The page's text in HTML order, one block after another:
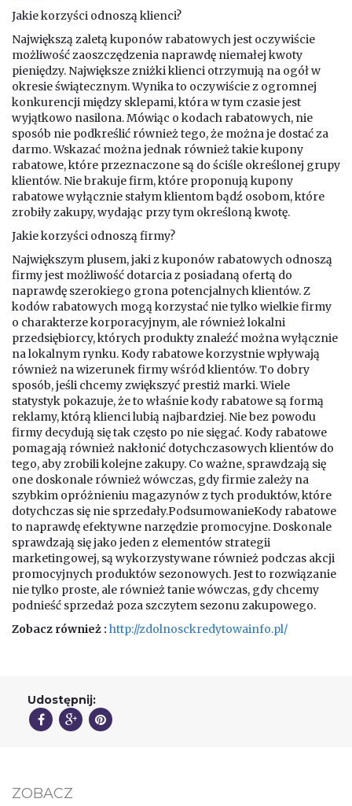
Jakie korzyści odnoszą klienci?
Największą zaletą kuponów rabatowych jest oczywiście
możliwość zaoszczędzenia naprawdę niemałej kwoty
pieniędzy. Największe zniżki klienci otrzymują na ogół w
okresie świątecznym. Wynika to oczywiście z ogromnej
konkurencji między sklepami, która w tym czasie jest
wyjątkowo nasilona. Mówiąc o kodach rabatowych, nie
sposób nie podkreślić również tego, że można je dostać za
darmo. Wskazać można jednak również takie kupony
rabatowe, które przeznaczone są do ściśle określonej grupy
klientów. Nie brakuje firm, które proponują kupony
rabatowe wyłącznie stałym klientom bądź osobom, które
zrobiły zakupy, wydając przy tym określoną kwotę.
Jakie korzyści odnoszą firmy?
Największym plusem, jaki z kuponów rabatowych odnoszą
firmy jest możliwość dotarcia z posiadaną ofertą do
naprawdę szerokiego grona potencjalnych klientów. Z
kodów rabatowych mogą korzystać nie tylko wielkie firmy
o charakterze korporacyjnym, ale również lokalni
przedsiębiorcy, których produkty znaleźć można wyłącznie
na lokalnym rynku. Kody rabatowe korzystnie wpływają
również na wizerunek firmy wśród klientów. To dobry
sposób, jeśli chcemy zwiększyć prestiż marki. Wiele
statystyk pokazuje, że to właśnie kody rabatowe są formą
reklamy, którą klienci lubią najbardziej. Nie bez powodu
firmy decydują się tak często po nie sięgać. Kody rabatowe
pomagają również nakłonić dotychczasowych klientów do
tego, aby zrobili kolejne zakupy. Co ważne, sprawdzają się
one doskonale również wówczas, gdy firmie zależy na
szybkim opróżnieniu magazynów z tych produktów, które
dotychczas się nie sprzedały.PodsumowanieKody rabatowe
to naprawdę efektywne narzędzie promocyjne. Doskonale
sprawdzają się jako jeden z elementów strategii
marketingowej, są wykorzystywane również podczas akcji
promocyjnych produktów sezonowych. Jest to rozwiązanie
nie tylko proste, ale również tanie wówczas, gdy chcemy
podnieść sprzedaż poza szczytem sezonu zakupowego.
Zobacz również : http://zdolnosckredytowainfo.pl/
Udostępnij:
ZOBACZ